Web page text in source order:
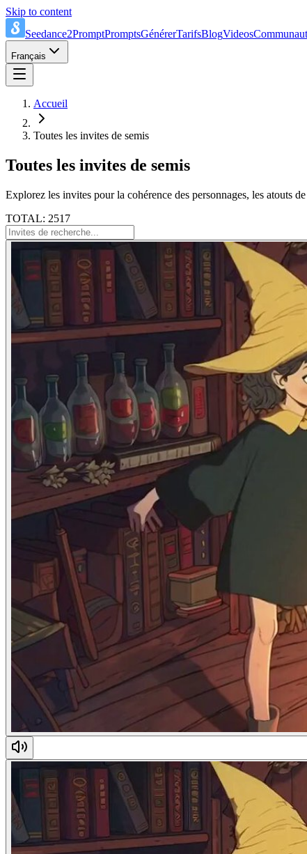
Skip to content
Seedance2PromptPromptsGénérerTarifsBlogVideos
Français
Accueil
Toutes les invites de semis
Toutes les invites de semis
Explorez les invites pour la cohérence des personnages, les atouts
TOTAL: 2517